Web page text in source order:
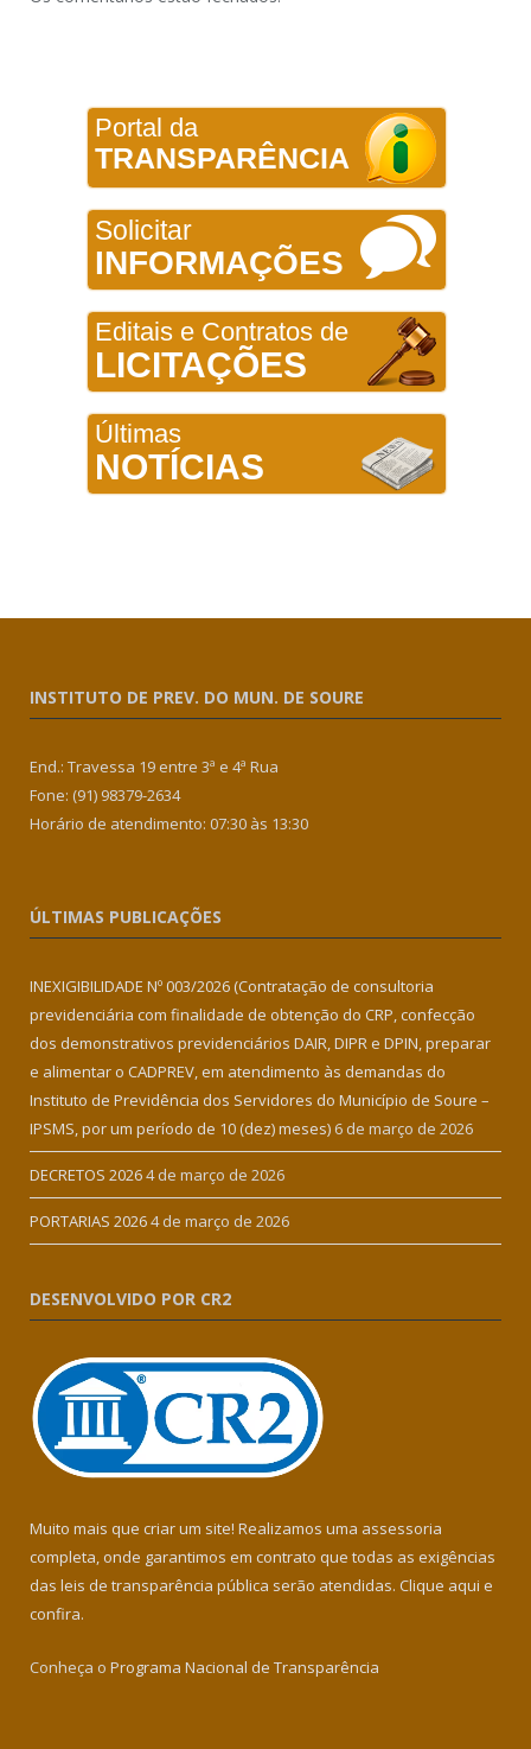
Portal da
TRANSPARÊNCIA
Solicitar
INFORMAÇÕES
Editais e Contratos de
LICITAÇÕES
Últimas
NOTÍCIAS
INSTITUTO DE PREV. DO MUN. DE SOURE
End.: Travessa 19 entre 3ª e 4ª Rua
Fone: (91) 98379-2634
Horário de atendimento: 07:30 às 13:30
ÚLTIMAS PUBLICAÇÕES
INEXIGIBILIDADE Nº 003/2026 (Contratação de consultoria
previdenciária com finalidade de obtenção do CRP, confecção
dos demonstrativos previdenciários DAIR, DIPR e DPIN, preparar
e alimentar o CADPREV, em atendimento às demandas do
Instituto de Previdência dos Servidores do Município de Soure –
IPSMS, por um período de 10 (dez) meses) 6 de março de 2026
DECRETOS 20264 de março de 2026
PORTARIAS 20264 de março de 2026
DESENVOLVIDO POR CR2
Muito mais que criar um site! Realizamos uma assessoria
completa, onde garantimos em contrato que todas as exigências
das leis de transparência pública serão atendidas. Clique aqui e
confira.
Conheça o Programa Nacional de Transparência